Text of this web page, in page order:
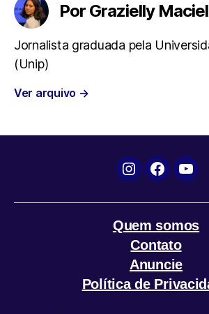
o
k p m
Por Grazielly Maciel
Jornalista graduada pela
(Unip)
Ver arquivo →
Instagram
Facebook
Quem somos
Contato
Anuncie
Política de